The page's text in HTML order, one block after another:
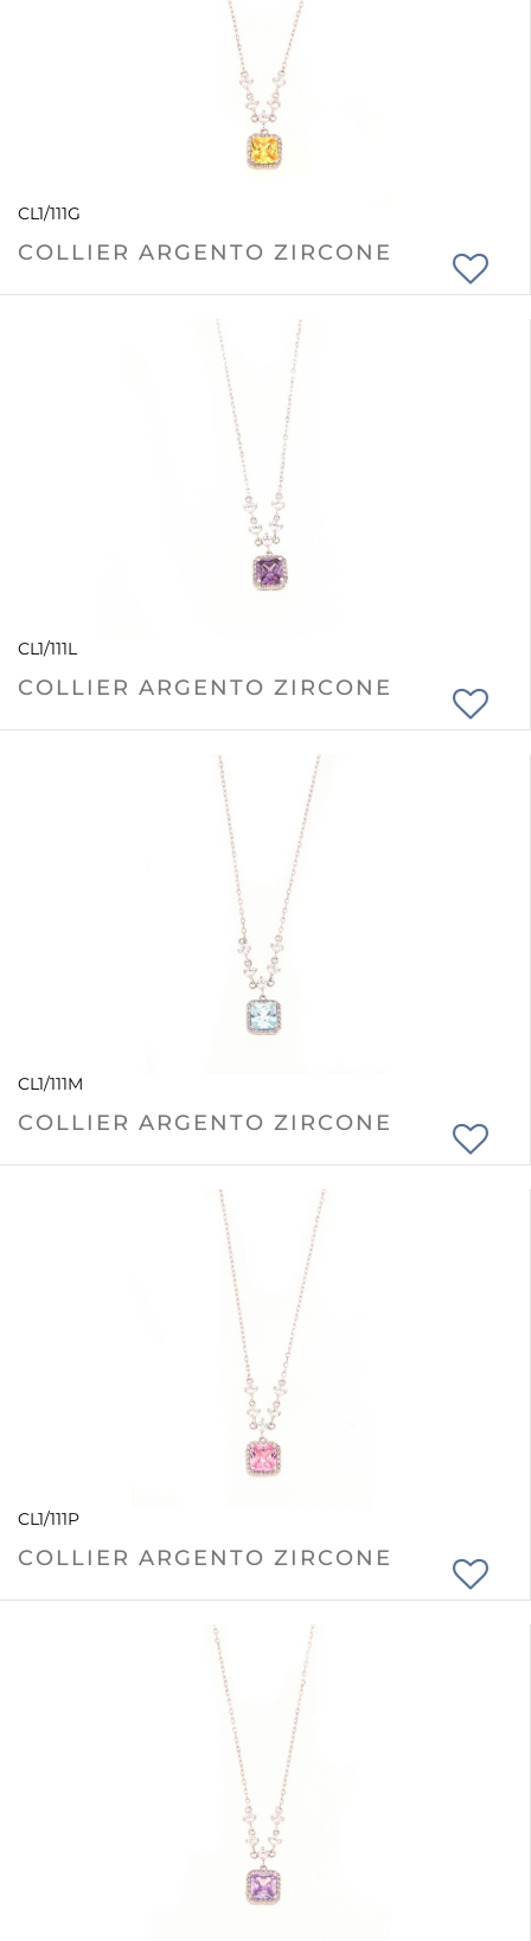
CL1/111G
COLLIER ARGENTO ZIRCONE
CL1/111L
COLLIER ARGENTO ZIRCONE
CL1/111M
COLLIER ARGENTO ZIRCONE
CL1/111P
COLLIER ARGENTO ZIRCONE